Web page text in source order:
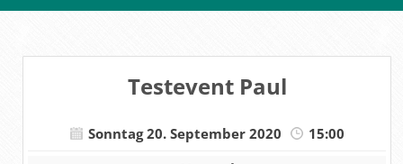
Testevent Paul
Sonntag 20. September 2020 15:00